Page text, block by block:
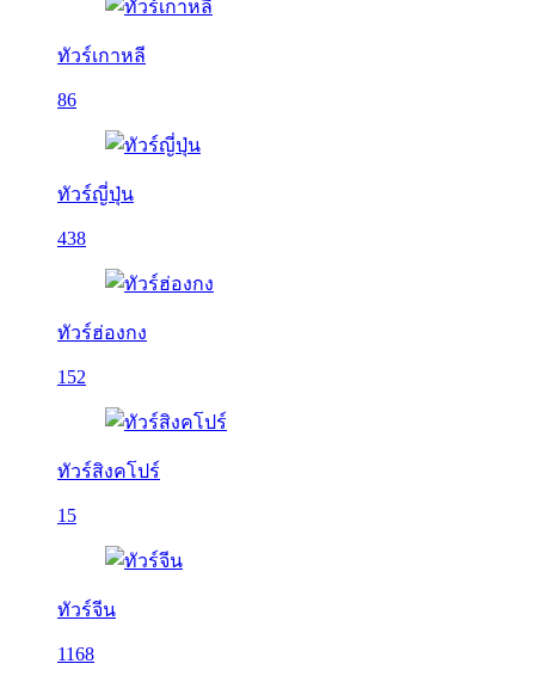
ทัวร์เกาหลี
86
ทัวร์ญี่ปุ่น
438
ทัวร์ฮ่องกง
152
ทัวร์สิงคโปร์
15
ทัวร์จีน
1168